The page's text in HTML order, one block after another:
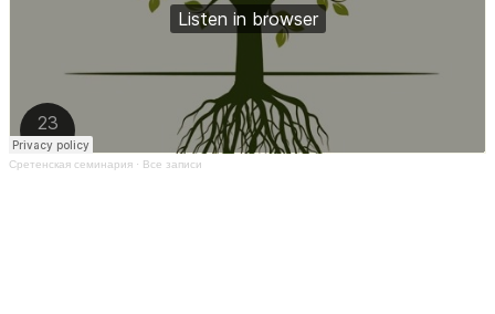
Сретенская семинария · Все записи